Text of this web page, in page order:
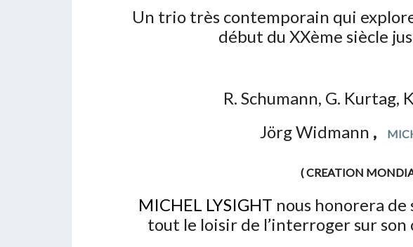
Un trio très contemporain qui
début du XXème siècle
R. Schumann, G. Kurtag,
Jörg Widmann ,
( CREATION
MICHEL LYSIGHT nous honorera de
tout le loisir de l’interroger sur